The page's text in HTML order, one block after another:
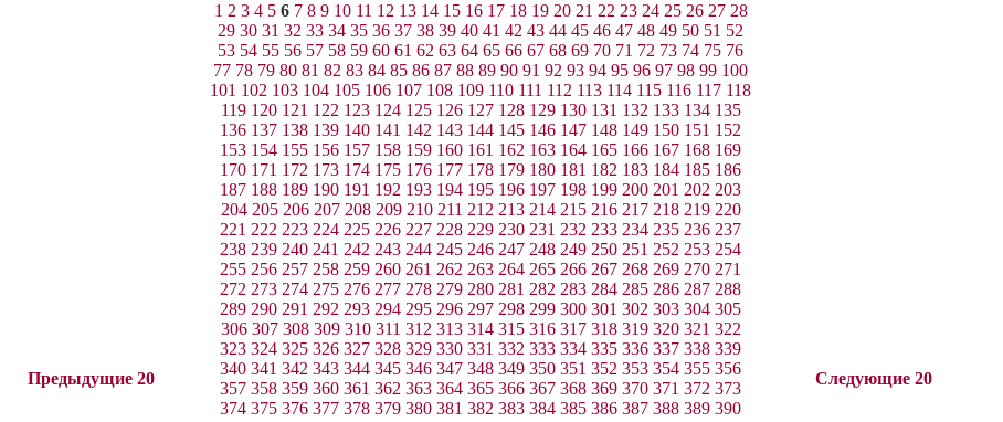
Предыдущие 20
1 2 3 4 5 6 7 8 9 10 11 12 13 14 15 16 17 18 19 20 21 22 23 24 25 26 27 28
29 30 31 32 33 34 35 36 37 38 39 40 41 42 43 44 45 46 47 48 49 50 51 52
53 54 55 56 57 58 59 60 61 62 63 64 65 66 67 68 69 70 71 72 73 74 75 76
77 78 79 80 81 82 83 84 85 86 87 88 89 90 91 92 93 94 95 96 97 98 99 100
101 102 103 104 105 106 107 108 109 110 111 112 113 114 115 116 117 118
119 120 121 122 123 124 125 126 127 128 129 130 131 132 133 134 135
136 137 138 139 140 141 142 143 144 145 146 147 148 149 150 151 152
153 154 155 156 157 158 159 160 161 162 163 164 165 166 167 168 169
170 171 172 173 174 175 176 177 178 179 180 181 182 183 184 185 186
187 188 189 190 191 192 193 194 195 196 197 198 199 200 201 202 203
204 205 206 207 208 209 210 211 212 213 214 215 216 217 218 219 220
221 222 223 224 225 226 227 228 229 230 231 232 233 234 235 236 237
238 239 240 241 242 243 244 245 246 247 248 249 250 251 252 253 254
255 256 257 258 259 260 261 262 263 264 265 266 267 268 269 270 271
272 273 274 275 276 277 278 279 280 281 282 283 284 285 286 287 288
289 290 291 292 293 294 295 296 297 298 299 300 301 302 303 304 305
306 307 308 309 310 311 312 313 314 315 316 317 318 319 320 321 322
323 324 325 326 327 328 329 330 331 332 333 334 335 336 337 338 339
340 341 342 343 344 345 346 347 348 349 350 351 352 353 354 355 356
357 358 359 360 361 362 363 364 365 366 367 368 369 370 371 372 373
374 375 376 377 378 379 380 381 382 383 384 385 386 387 388 389 390
Следующие 20